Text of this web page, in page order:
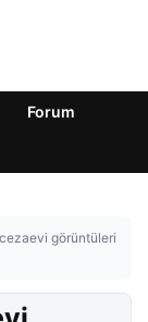
Forum
cezaevi görüntüleri